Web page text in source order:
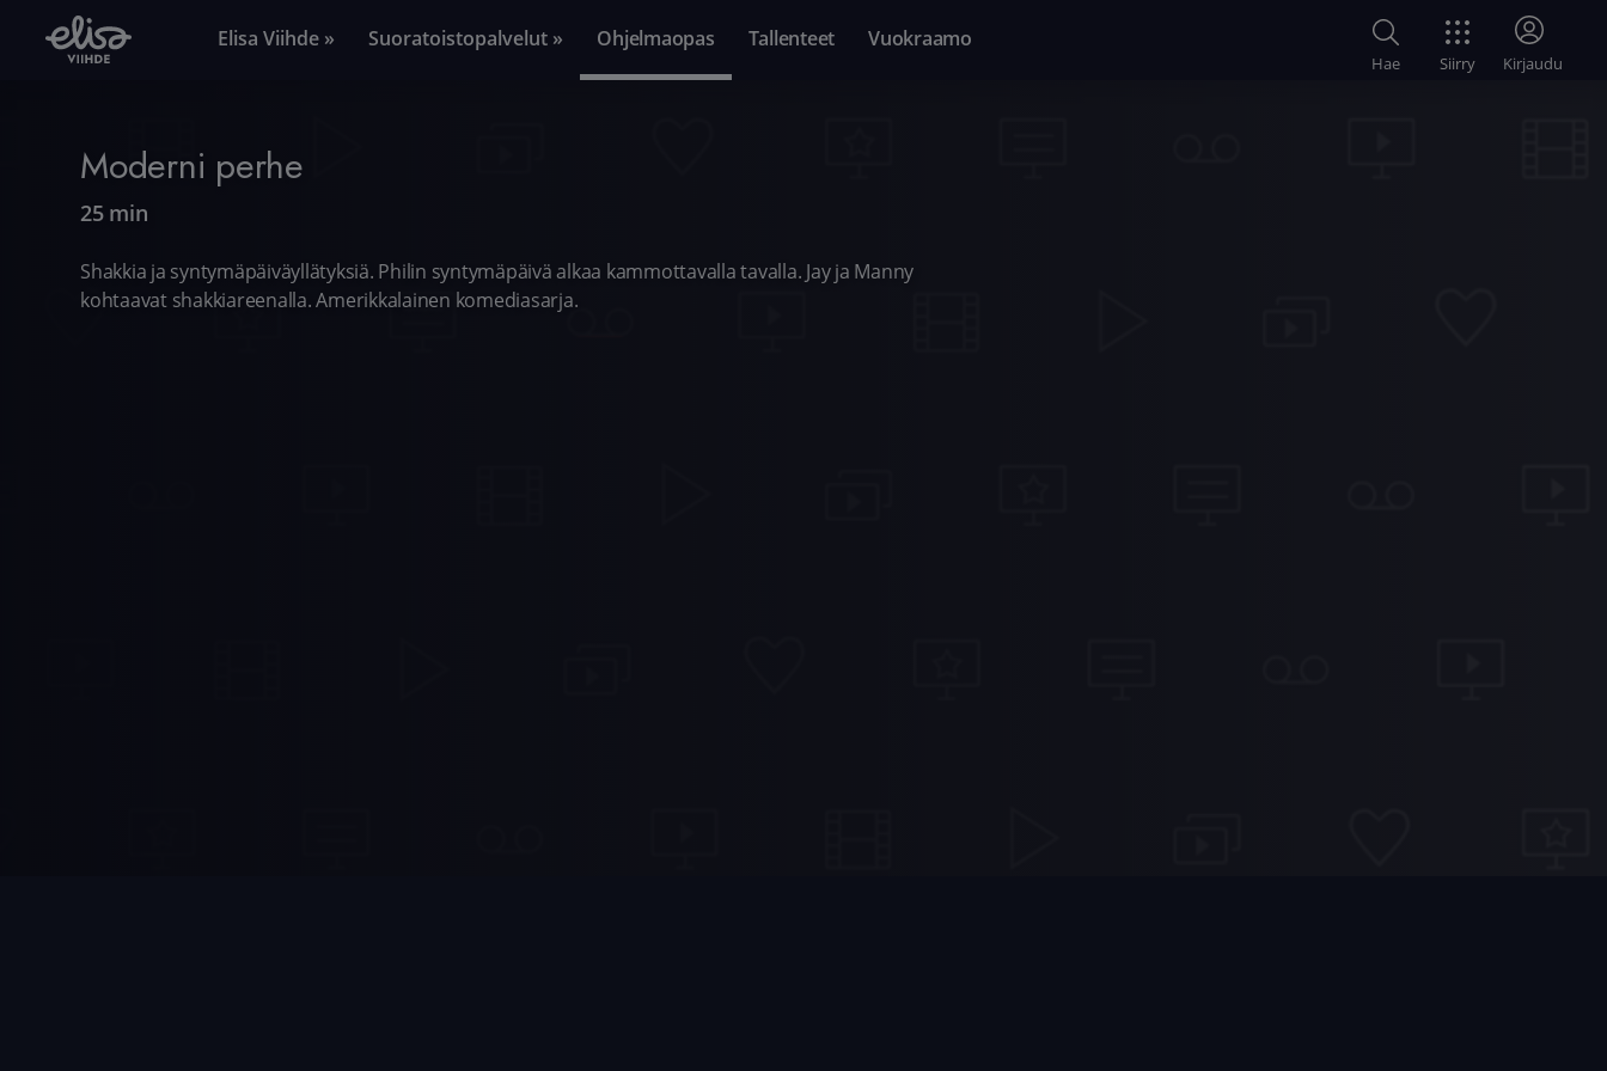
Elisa Viihde » Suoratoistopalvelut » Ohjelmaopas Tallenteet Vuokraamo
Hae Siirry Kirjaudu
Moderni perhe
25 min
Shakkia ja syntymäpäiväyllätyksiä. Philin syntymäpäivä alkaa kammottavalla tavalla. Jay ja Manny
kohtaavat shakkiareenalla. Amerikkalainen komediasarja.